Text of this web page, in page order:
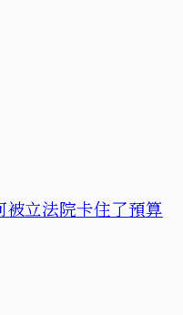
立法院卡住了預算